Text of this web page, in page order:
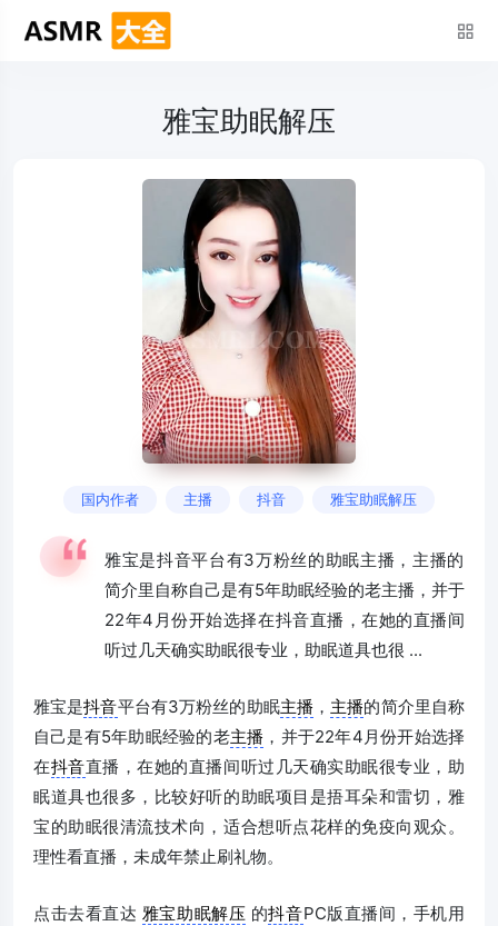
雅宝助眠解压
国内作者 主播 抖音 雅宝助眠解压
雅宝是抖音平台有3万粉丝的助眠主播，主播的
简介里自称自己是有5年助眠经验的老主播，并于
22年4月份开始选择在抖音直播，在她的直播间
听过几天确实助眠很专业，助眠道具也很 ...
雅宝是抖音平台有3万粉丝的助眠主播 ， 主播的简介里自称
自己是有5年助眠经验的老主播 ，并于22年4月份开始选择
在抖音直播，在她的直播间听过几天确实助眠很专业，助
眠道具也很多，比较好听的助眠项目是捂耳朵和雷切，雅
宝的助眠很清流技术向，适合想听点花样的免疫向观众。
理性看直播，未成年禁止刷礼物。
点击去看直达 雅宝助眠解压 的抖音PC版直播间，手机用